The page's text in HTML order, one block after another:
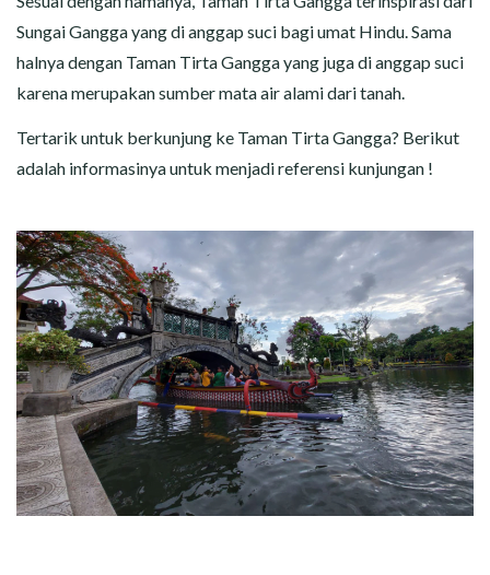
Sungai Gangga yang di anggap suci bagi umat Hindu. Sama
halnya dengan Taman Tirta Gangga yang juga di anggap suci
karena merupakan sumber mata air alami dari tanah.
Tertarik untuk berkunjung ke Taman Tirta Gangga? Berikut
adalah informasinya untuk menjadi referensi kunjungan !